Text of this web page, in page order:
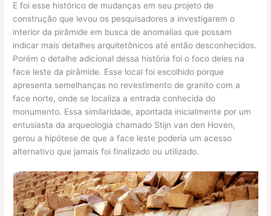
E foi esse histórico de mudanças em seu projeto de
construção que levou os pesquisadores a investigarem o
interior da pirâmide em busca de anomalias que possam
indicar mais detalhes arquitetônicos até então desconhecidos.
Porém o detalhe adicional dessa história foi o foco deles na
face leste da pirâmide. Esse local foi escolhido porque
apresenta semelhanças no revestimento de granito com a
face norte, onde se localiza a entrada conhecida do
monumento. Essa similaridade, apontada inicialmente por um
entusiasta da arqueologia chamado Stijn van den Hoven,
gerou a hipótese de que a face leste poderia um acesso
alternativo que jamais foi finalizado ou utilizado.